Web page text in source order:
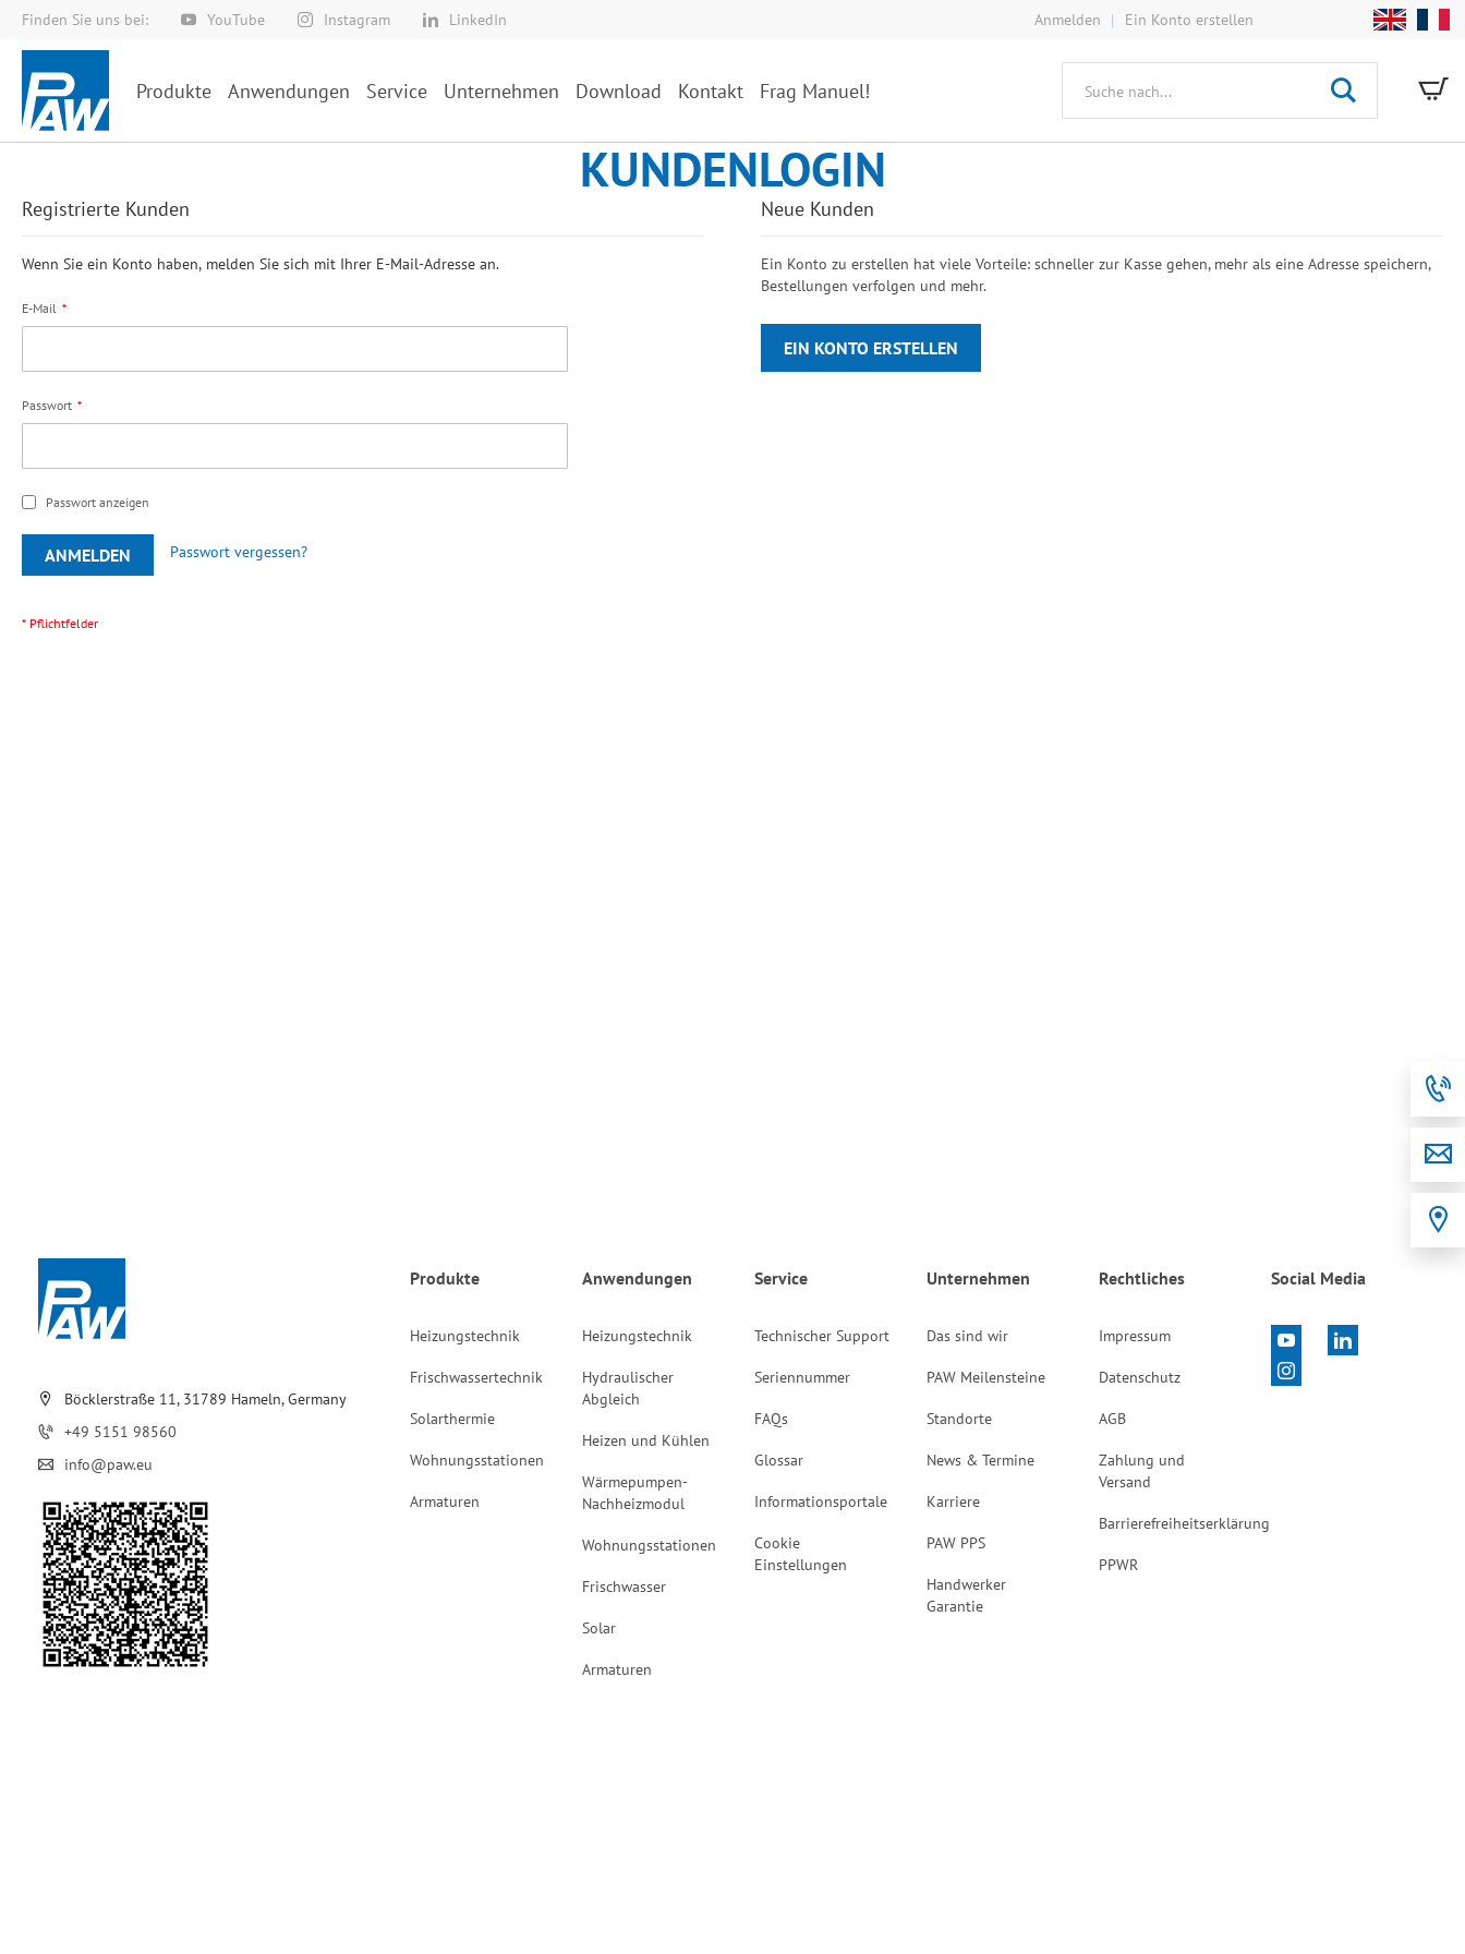
Finden Sie uns bei: YouTube Instagram LinkedIn
Direkt
zum
Inhalt
Anmelden Ein Konto erstellen
Produkte Anwendungen Service Unternehmen Download Kontakt Frag Manuel!
Suche
KUNDENLOGIN
Registrierte Kunden
Wenn Sie ein Konto haben, melden Sie sich mit Ihrer E-Mail-Adresse an.
E-Mail
Passwort
Passwort anzeigen
ANMELDEN Passwort vergessen?
Neue Kunden
Ein Konto zu erstellen hat viele Vorteile: schneller zur Kasse gehen, mehr als eine Adresse speichern,
Bestellungen verfolgen und mehr.
EIN KONTO ERSTELLEN
Böcklerstraße 11, 31789 Hameln, Germany
+49 5151 98560
info@paw.eu
Produkte
Heizungstechnik
Frischwassertechnik
Solarthermie
Wohnungsstationen
Armaturen
Anwendungen
Heizungstechnik
Hydraulischer
Abgleich
Heizen und Kühlen
Wärmepumpen-
Nachheizmodul
Wohnungsstationen
Frischwasser
Solar
Armaturen
Service
Technischer Support
Seriennummer
FAQs
Glossar
Informationsportale
Cookie
Einstellungen
Unternehmen
Das sind wir
PAW Meilensteine
Standorte
News & Termine
Karriere
PAW PPS
Handwerker
Garantie
Rechtliches
Impressum
Datenschutz
AGB
Zahlung und
Versand
Barrierefreiheitserklärung
PPWR
Social Media